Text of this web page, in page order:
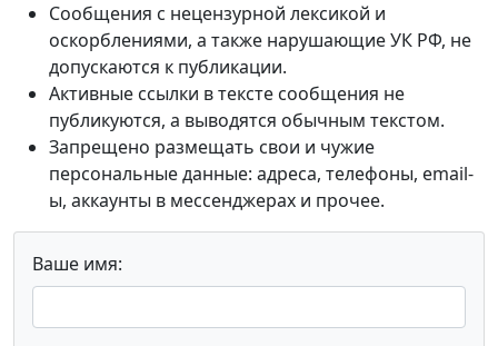
Сообщения с нецензурной лексикой и
оскорблениями, а также нарушающие УК РФ, не
допускаются к публикации.
Активные ссылки в тексте сообщения не
публикуются, а выводятся обычным текстом.
Запрещено размещать свои и чужие
персональные данные: адреса, телефоны, email-
ы, аккаунты в мессенджерах и прочее.
Ваше имя: